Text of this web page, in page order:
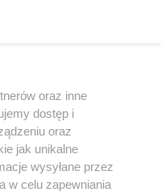
oraz inne
dostęp i
oraz
jak unikalne
wysyłane przez
w celu zapewniania